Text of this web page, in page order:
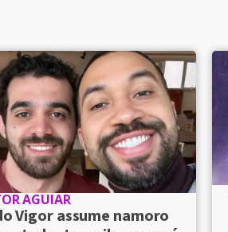
AGUIAR
Vigor assume namoro